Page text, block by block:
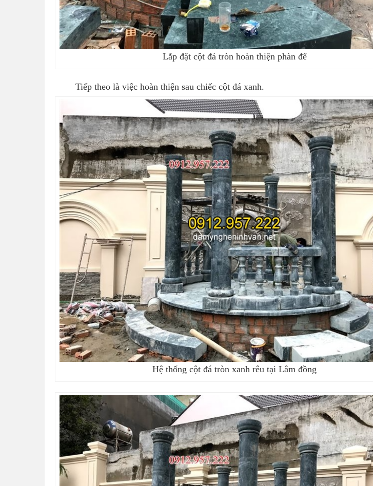
Lắp đặt cột đá tròn hoàn thiện phàn đế
Tiếp theo là việc hoàn thiện sau chiếc cột đá xanh.
Hệ thống cột đá tròn xanh rêu tại Lâm đồng